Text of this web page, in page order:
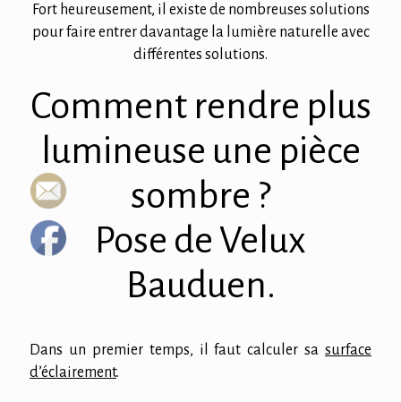
Fort heureusement, il existe de nombreuses solutions
pour faire entrer davantage la lumière naturelle avec
différentes solutions.
Comment rendre plus
lumineuse une pièce
sombre ?
Pose de Velux
Bauduen.
Dans un premier temps, il faut calculer sa surface
d’éclairement.